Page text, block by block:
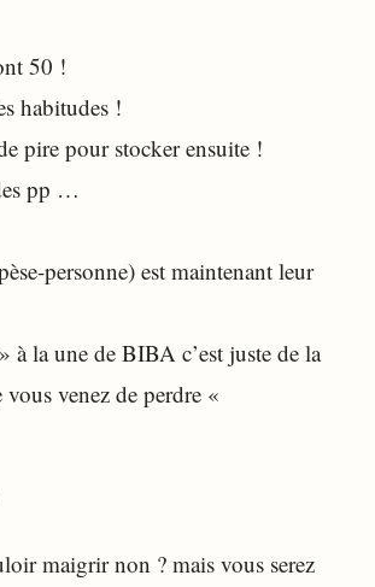
50 !
habitudes !
pire pour stocker ensuite !
pp …
personne) est maintenant leur
la une de BIBA c’est juste de la
venez de perdre «
maigrir non ? mais vous serez